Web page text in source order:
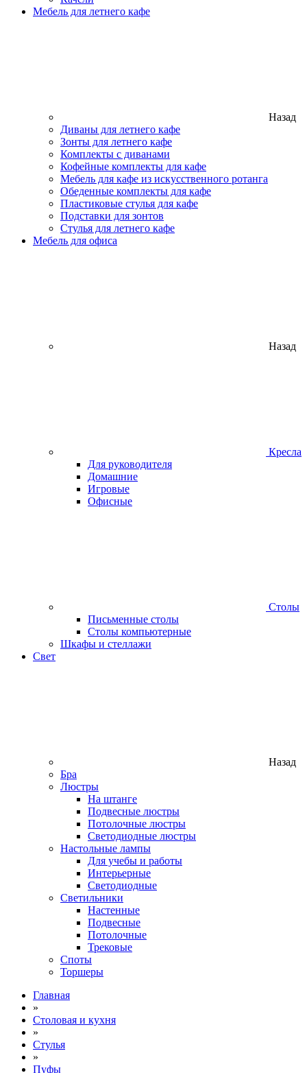
Мебель для летнего кафе
Назад
Диваны для летнего кафе
Зонты для летнего кафе
Комплекты с диванами
Кофейные комплекты для кафе
Мебель для кафе из искусственного ротанга
Обеденные комплекты для кафе
Пластиковые стулья для кафе
Подставки для зонтов
Стулья для летнего кафе
Мебель для офиса
Назад
Кресла
Для руководителя
Домашние
Игровые
Офисные
Столы
Письменные столы
Столы компьютерные
Шкафы и стеллажи
Свет
Назад
Бра
Люстры
На штанге
Подвесные люстры
Потолочные люстры
Светодиодные люстры
Настольные лампы
Для учебы и работы
Интерьерные
Светодиодные
Светильники
Настенные
Подвесные
Потолочные
Трековые
Споты
Торшеры
Главная
»
Столовая и кухня
»
Стулья
»
Пуфы